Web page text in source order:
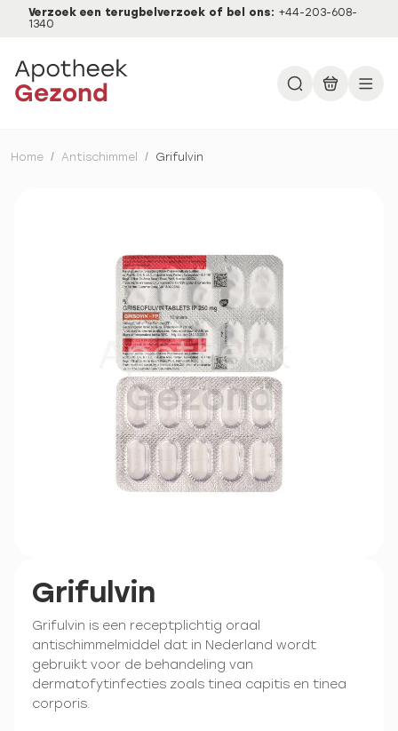
Verzoek een terugbelverzoek of bel ons: +44-203-608-
1340
Home / Antischimmel / Grifulvin
Grifulvin
Grifulvin is een receptplichtig oraal
antischimmelmiddel dat in Nederland wordt
gebruikt voor de behandeling van
dermatofytinfecties zoals tinea capitis en tinea
corporis.